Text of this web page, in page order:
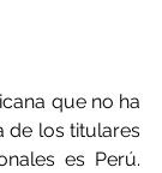
que no ha
de los titulares
es Perú.